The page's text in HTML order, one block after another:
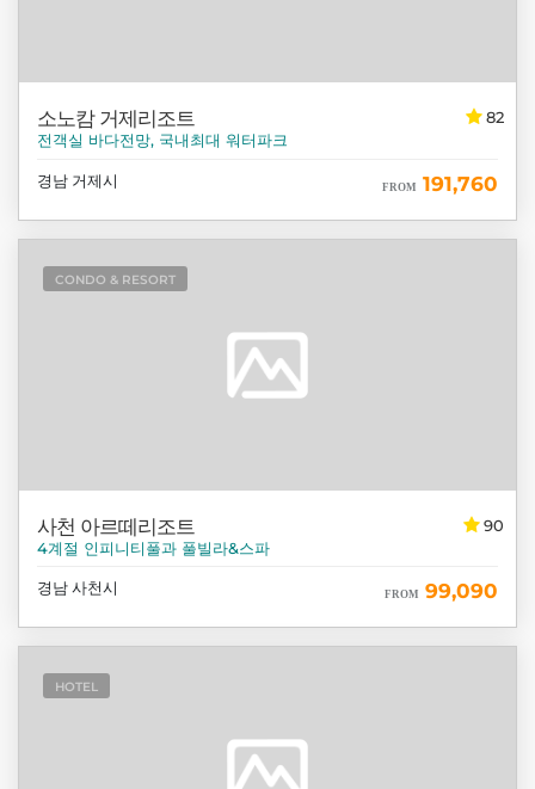
82
소노캄 거제리조트
전객실 바다전망, 국내최대 워터파크
경남 거제시 FROM 191,760
CONDO & RESORT
90
사천 아르떼리조트
4계절 인피니티풀과 풀빌라&스파
경남 사천시 FROM 99,090
HOTEL